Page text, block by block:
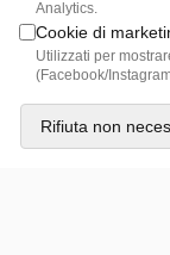
Marty
Marty è il divano
unisce...
2.090,00 €
Analytics.
Cookie di
Utilizzati per
(Facebook/
Rifiuta non